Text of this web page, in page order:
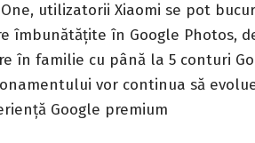
, utilizatorii Xiaomi se pot
îmbunătățite în Google Photos,
în familie cu până la 5 conturi
vor continua să
Google premium